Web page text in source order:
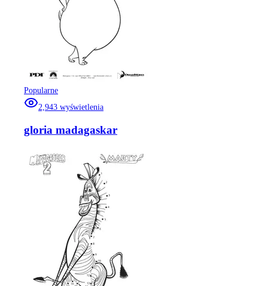
Popularne
2,943 wyświetlenia
gloria madagaskar